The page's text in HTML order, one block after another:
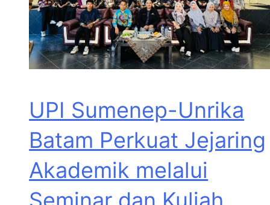
UPI Sumenep-Unrika
Batam Perkuat Jejaring
Akademik melalui